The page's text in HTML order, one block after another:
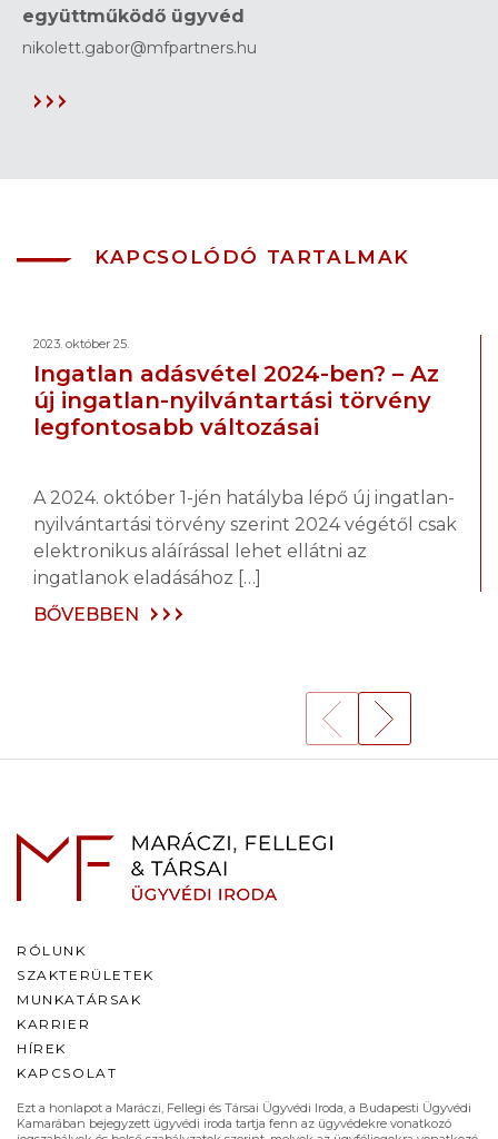
együttműködő ügyvéd
nikolett.gabor@mfpartners.hu
KAPCSOLÓDÓ TARTALMAK
2023. október 25.
Ingatlan adásvétel 2024-ben? – Az
új ingatlan-nyilvántartási törvény
legfontosabb változásai
A 2024. október 1-jén hatályba lépő új ingatlan-
nyilvántartási törvény szerint 2024 végétől csak
elektronikus aláírással lehet ellátni az
ingatlanok eladásához […]
BŐVEBBEN
RÓLUNK
SZAKTERÜLETEK
MUNKATÁRSAK
KARRIER
HÍREK
KAPCSOLAT
Ezt a honlapot a Maráczi, Fellegi és Társai Ügyvédi Iroda, a Budapesti Ügyvédi
Kamarában bejegyzett ügyvédi iroda tartja fenn az ügyvédekre vonatkozó